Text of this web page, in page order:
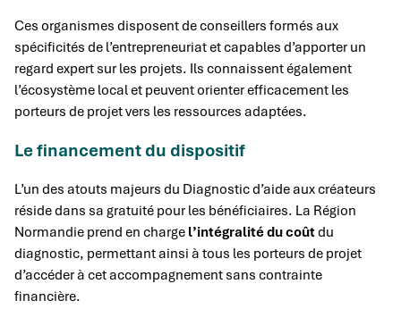
Ces organismes disposent de conseillers formés aux
spécificités de l’entrepreneuriat et capables d’apporter un
regard expert sur les projets. Ils connaissent également
l’écosystème local et peuvent orienter efficacement les
porteurs de projet vers les ressources adaptées.
Le financement du dispositif
L’un des atouts majeurs du Diagnostic d’aide aux créateurs
réside dans sa gratuité pour les bénéficiaires. La Région
Normandie prend en charge l’intégralité du coûtdu
diagnostic, permettant ainsi à tous les porteurs de projet
d’accéder à cet accompagnement sans contrainte
financière.